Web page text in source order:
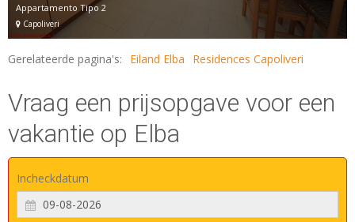
Appartamento Tipo 2
Capoliveri
Gerelateerde pagina's: Eiland Elba Residences Capoliveri
Vraag een prijsopgave voor een
vakantie op Elba
Incheckdatum